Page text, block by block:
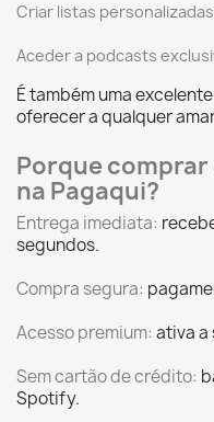
Criar listas
Aceder a podcasts
É também uma
oferecer a qualquer
Porque
na Pagaqui?
Entrega imediata:
segundos.
Compra segura:
Acesso premium: ativa a
Sem cartão de crédito:
Spotify.